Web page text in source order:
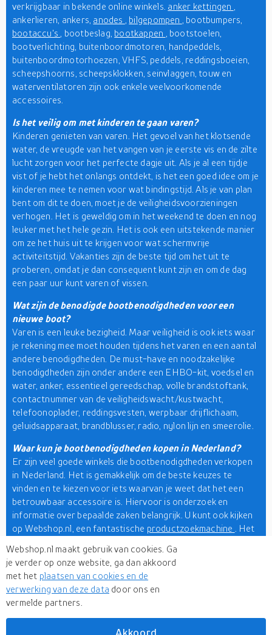
verkrijgbaar in bekende online winkels. anker kettingen
ankerlieren, ankers, anodes bilgepompen
, bootbumpers,
bootaccu's
, bootbeslag, bootkappen
, bootstoelen,
bootverlichting, buitenboordmotoren, handpeddels,
buitenboordmotorhoezen, VHFS, peddels, reddingsboeien,
scheepshoorns, scheepsklokken, seinvlaggen, touw en
waterventilatoren zijn ook enkele veelvoorkomende
accessoires.
Is het veilig om met kinderen te gaan varen?
Kinderen genieten van varen. Het gevoel van het klotsende
water, de vreugde van het vangen van je eerste vis en de zilte
lucht zorgen voor het perfecte dagje uit. Als je al een tijdje
vist of je hebt het onlangs ontdekt, is het een goed idee om je
kinderen mee te nemen voor wat bindingstijd. Als je van plan
bent om dit te doen, moet je de veiligheidsvoorzieningen
verhogen. Het is geweldig om in het weekend te doen en nog
leuker met het hele gezin. Het is ook een uitstekende manier
om ze het huis uit te krijgen voor wat schermvrije
activiteitstijd. Vakanties zijn de beste tijd om het uit te
proberen, omdat je dan consequent kunt zijn en om de dag
een paar uur kunt varen of vissen.
Wat zijn de benodigde bootbenodigdheden voor een
nieuwe boot?
Varen is een leuke bezigheid. Maar veiligheid is ook iets waar
je rekening mee moet houden tijdens het varen en een aantal
andere benodigdheden. De must-have en noodzakelijke
benodigdheden zijn onder andere een EHBO-kit, voedsel en
water, anker, essentieel gereedschap, volle brandstoftank,
contactnummer van de veiligheidswacht/kustwacht,
telefoonoplader, reddingsvesten, werpbaar drijflichaam,
geluidsapparaat, brandblusser, radio, nylon lijn en smeerolie.
Waar kun je bootbenodigdheden kopen in Nederland?
Er zijn veel goede winkels die bootbenodigdheden verkopen
in Nederland. Het is gemakkelijk om de beste keuzes te
vinden en te kiezen voor iets waarvan je weet dat het een
betrouwbaar accessoire is. Hiervoor is onderzoek en
informatie over bepaalde zaken belangrijk. U kunt ook kijken
op Webshop.nl, een fantastische productzoekmachine
. Het
resultaten geven. Zorg ervoor dat je het type boot en
andere benodigdheden controleert voordat je
benodigdheden koopt.
Bedrijven als Yamaha, Volvo Penta, Teleflex, Suzuki, Tohatsu,
Beneteau, Honda, Seastar Solutions en Hangkai voeren de
bootbenodigdheden.
Webshop.nl maakt gebruik van cookies. Ga
je verder op onze website, ga dan akkoord
met het plaatsen van cookies en de
verwerking van deze data door ons en
vermelde partners.
Akkoord